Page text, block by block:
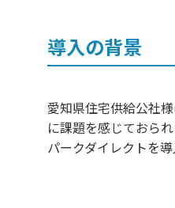
導入の背景
愛知県住宅供給公社
に課題を感じておら
パークダイレクトを